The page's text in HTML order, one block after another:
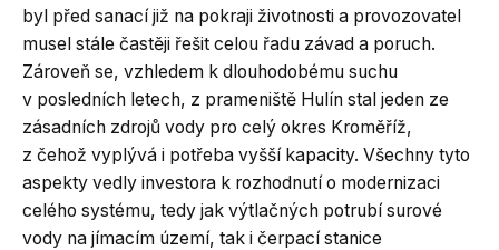
byl před sanací již na pokraji životnosti a provozovatel
musel stále častěji řešit celou řadu závad a poruch.
Zároveň se, vzhledem k dlouhodobému suchu
v posledních letech, z prameniště Hulín stal jeden ze
zásadních zdrojů vody pro celý okres Kroměříž,
z čehož vyplývá i potřeba vyšší kapacity. Všechny tyto
aspekty vedly investora k rozhodnutí o modernizaci
celého systému, tedy jak výtlačných potrubí surové
vody na jímacím území, tak i čerpací stanice